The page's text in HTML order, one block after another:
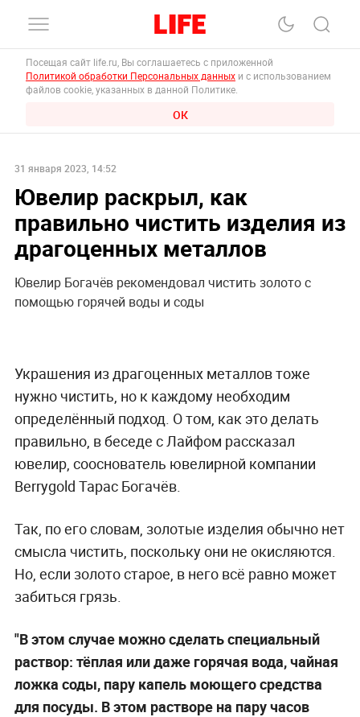
Посещая сайт life.ru, Вы соглашаетесь с приложенной
Политикой обработки Персональных данных и с использованием
файлов cookie, указанных в данной Политике.
ОК
31 января 2023, 14:52
Ювелир раскрыл, как
правильно чистить изделия из
драгоценных металлов
Ювелир Богачёв рекомендовал чистить золото с
помощью горячей воды и соды
Украшения из драгоценных металлов тоже
нужно чистить, но к каждому необходим
определённый подход. О том, как это делать
правильно, в беседе с Лайфом рассказал
ювелир, сооснователь ювелирной компании
Berrygold Тарас Богачёв.
Так, по его словам, золотые изделия обычно нет
смысла чистить, поскольку они не окисляются.
Но, если золото старое, в него всё равно может
забиться грязь.
"В этом случае можно сделать специальный
раствор: тёплая или даже горячая вода, чайная
ложка соды, пару капель моющего средства
для посуды. В этом растворе на пару часов